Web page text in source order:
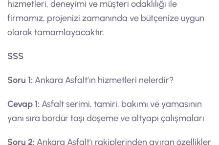
hizmetleri, deneyimi ve müşteri odaklılığı ile
firmamız, projenizi zamanında ve bütçenize uygun
olarak tamamlayacaktır.
SSS
Soru 1: Ankara Asfalt’ın hizmetleri nelerdir?
Cevap 1: Asfalt serimi, tamiri, bakımı ve yamasının
yanı sıra bordür taşı döşeme ve altyapı çalışmaları
Soru 2: Ankara Asfalt’ı rakiplerinden ayıran özellikler